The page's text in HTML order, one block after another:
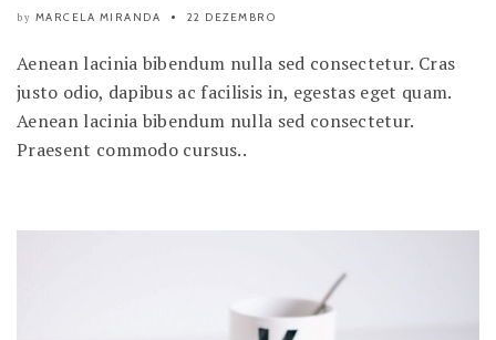
by MARCELA MIRANDA 22 DEZEMBRO
Aenean lacinia bibendum nulla sed consectetur. Cras
justo odio, dapibus ac facilisis in, egestas eget quam.
Aenean lacinia bibendum nulla sed consectetur.
Praesent commodo cursus..